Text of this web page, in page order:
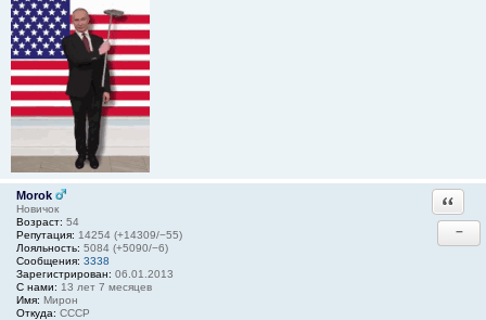
Morok
Новичок
Возраст: 54
Репутация: 14254 (+14309/−55)
Лояльность: 5084 (+5090/−6)
Сообщения: 3338
Зарегистрирован: 06.01.2013
С нами: 13 лет 7 месяцев
Имя: Мирон
Откуда: СССР
−